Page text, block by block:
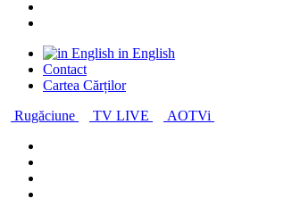
in English
Contact
Cartea Cărților
Rugăciune
TV LIVE AOTVi